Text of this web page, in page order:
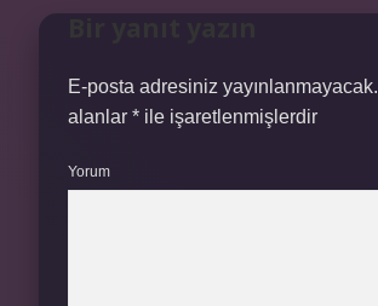
E-posta adresiniz yayınlanmayacak.
alanlar * ile işaretlenmişlerdir
Yorum